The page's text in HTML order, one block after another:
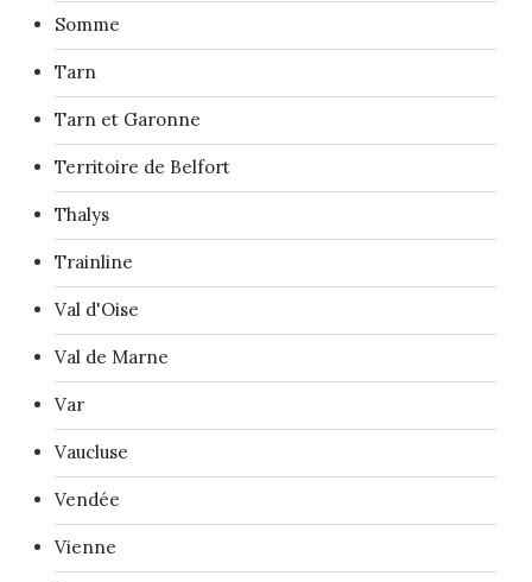
Somme
Tarn
Tarn et Garonne
Territoire de Belfort
Thalys
Trainline
Val d'Oise
Val de Marne
Var
Vaucluse
Vendée
Vienne